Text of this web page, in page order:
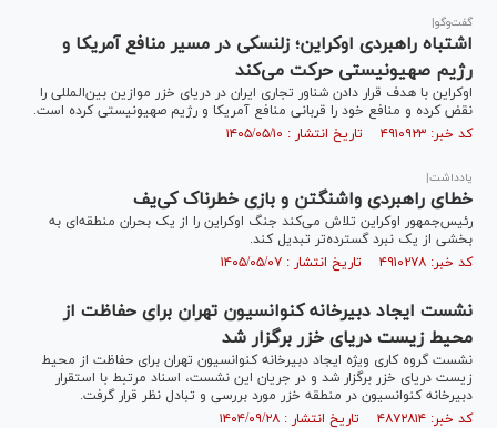
گفت‌وگو|
اشتباه راهبردی اوکراین؛ زلنسکی در مسیر منافع آمریکا و
رژیم صهیونیستی حرکت می‌کند
اوکراین با هدف قرار دادن شناور تجاری ایران در دریای خزر موازین بین‌المللی را
نقض کرده و منافع خود را قربانی منافع آمریکا و رژیم صهیونیستی کرده است.
کد خبر: ۴۹۱۰۹۲۳ تاریخ انتشار : ۱۴۰۵/۰۵/۱۰
یادداشت|
خطای راهبردی واشنگتن و بازی خطرناک کی‌یف
رئیس‌جمهور اوکراین تلاش می‌کند جنگ اوکراین را از یک بحران منطقه‌ای به
بخشی از یک نبرد گسترده‌تر تبدیل کند.
کد خبر: ۴۹۱۰۲۷۸ تاریخ انتشار : ۱۴۰۵/۰۵/۰۷
نشست ایجاد دبیرخانه کنوانسیون تهران برای حفاظت از
محیط زیست دریای خزر برگزار شد
نشست گروه کاری ویژه ایجاد دبیرخانه کنوانسیون تهران برای حفاظت از محیط
زیست دریای خزر برگزار شد و در جریان این نشست، اسناد مرتبط با استقرار
دبیرخانه کنوانسیون در منطقه خزر مورد بررسی و تبادل نظر قرار گرفت.
کد خبر: ۴۸۷۲۸۱۴ تاریخ انتشار : ۱۴۰۴/۰۹/۲۸